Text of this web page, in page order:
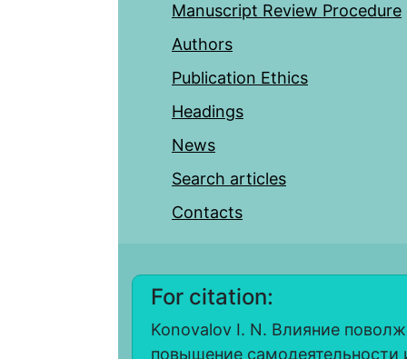
Manuscript Review Procedure
Authors
Publication Ethics
Headings
News
Search articles
Contacts
For citation:
Konovalov I. N. Влияние
повышение самодеятельности